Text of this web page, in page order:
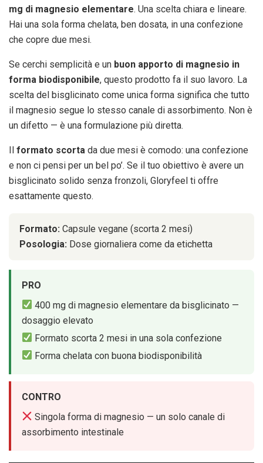
mg di magnesio elementare. Una scelta chiara e lineare.
Hai una sola forma chelata, ben dosata, in una confezione
che copre due mesi.
Se cerchi semplicità e un buon apporto di magnesio in
forma biodisponibile, questo prodotto fa il suo lavoro. La
scelta del bisglicinato come unica forma significa che tutto
il magnesio segue lo stesso canale di assorbimento. Non è
un difetto — è una formulazione più diretta.
Il formato scorta da due mesi è comodo: una confezione
e non ci pensi per un bel po’. Se il tuo obiettivo è avere un
bisglicinato solido senza fronzoli, Gloryfeel ti offre
esattamente questo.
Formato: Capsule vegane (scorta 2 mesi)
Posologia: Dose giornaliera come da etichetta
PRO
400 mg di magnesio elementare da bisglicinato —
dosaggio elevato
Formato scorta 2 mesi in una sola confezione
Forma chelata con buona biodisponibilità
CONTRO
Singola forma di magnesio — un solo canale di
assorbimento intestinale